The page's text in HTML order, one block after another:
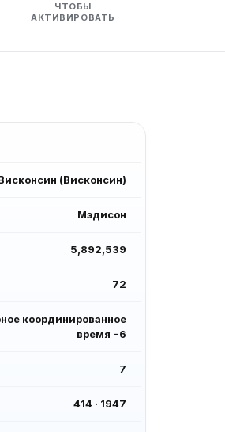
ЧТОБЫ
АКТИВИРОВАТЬ
(Висконсин)
Мэдисон
5,892,539
72
координированное
время −6
7
414 · 1947